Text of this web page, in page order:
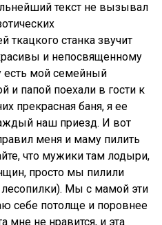
текст не вызывал
ткацкого станка звучит
и непосвященному
есть мой семейный
и папой поехали в гости к
прекрасная баня, я ее
наш приезд. И вот
меня и маму пилить
что мужики там лодыри,
просто мы пилили
Мы с мамой эти
себе потолще и поровнее
мне не нравится, и эта